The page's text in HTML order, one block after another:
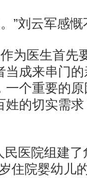
”刘云军感
为医生首先
成来串门
个重要的原
姓的切实需
民医院组建
住院婴幼儿